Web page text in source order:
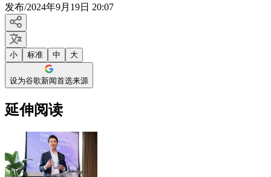
发布/2024年9月19日 20:07
小 标准 中 大
设为谷歌新闻首选来源
延伸阅读